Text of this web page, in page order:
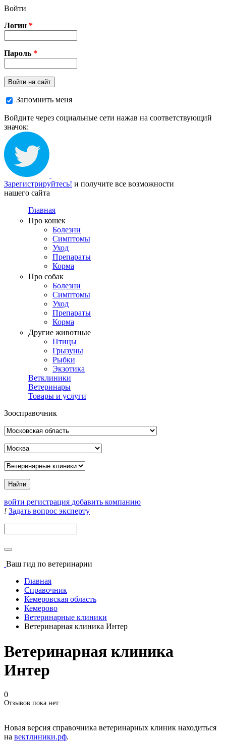
Перейти к основному содержанию
Войти
Логин *
Пароль *
Войти на сайт
Запомнить меня
Войдите через социальные сети нажав на соответствующий
значок:
Зарегистрируйтесь! и получите все возможности
нашего сайта
Главная
Про кошек
Болезни
Симптомы
Уход
Препараты
Корма
Про собак
Болезни
Симптомы
Уход
Препараты
Корма
Другие животные
Птицы
Грызуны
Рыбки
Экзотика
Ветклиники
Ветеринары
Товары и услуги
Зоосправочник
войти регистрация добавить компанию
! Задать вопрос эксперту
Ваш гид по ветеринарии
Главная
Справочник
Кемеровская область
Кемерово
Ветеринарные клиники
Ветеринарная клиника Интер
Ветеринарная клиника
Интер
0
Отзывов пока нет
Новая версия справочника ветеринарных клиник находиться
на вектлиники.рф.